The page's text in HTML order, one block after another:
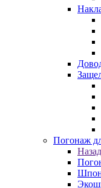
Погонаж
Назад